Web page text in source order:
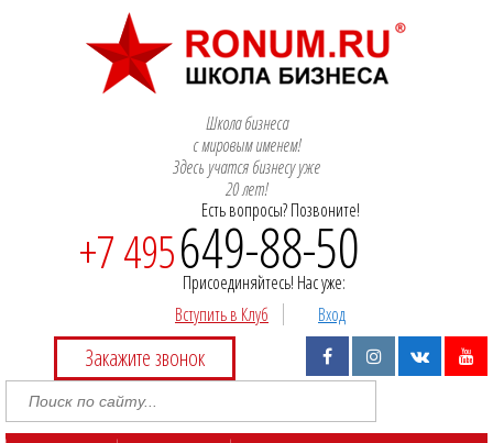
Школа бизнеса
с мировым именем!
Здесь учатся бизнесу уже
20 лет!
Есть вопросы? Позвоните!
+7 495649-88-50
Присоединяйтесь! Нас уже:
Вступить в Клуб
Вход
Закажите звонок